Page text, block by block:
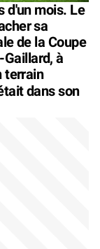
d'un mois. Le
sa
de la Coupe
Gaillard, à
terrain
dans son